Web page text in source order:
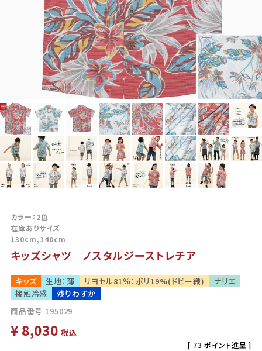
カラー：2色
在庫ありサイズ
130cm,140cm
キッズシャツ ノスタルジーストレチア
キッズ 生地：薄 リヨセル81％：ポリ19%(ドビー織)
ナリエ
接触冷感
残りわずか
商品番号 195029
¥8,030 税込
[ 73 ポイント進呈 ]